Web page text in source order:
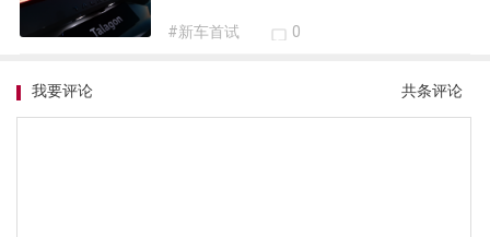
#新车首试 0
共条评论
我要评论